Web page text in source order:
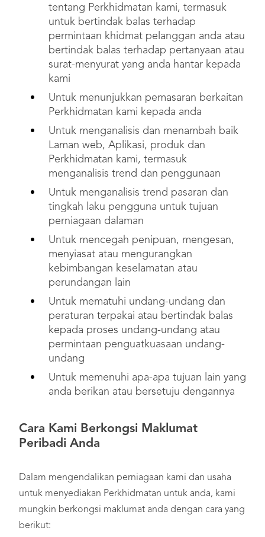
tentang Perkhidmatan kami, termasuk
untuk bertindak balas terhadap
permintaan khidmat pelanggan anda atau
bertindak balas terhadap pertanyaan atau
surat-menyurat yang anda hantar kepada
kami
Untuk menunjukkan pemasaran berkaitan
Perkhidmatan kami kepada anda
Untuk menganalisis dan menambah baik
Laman web, Aplikasi, produk dan
Perkhidmatan kami, termasuk
menganalisis trend dan penggunaan
Untuk menganalisis trend pasaran dan
tingkah laku pengguna untuk tujuan
perniagaan dalaman
Untuk mencegah penipuan, mengesan,
menyiasat atau mengurangkan
kebimbangan keselamatan atau
perundangan lain
Untuk mematuhi undang-undang dan
peraturan terpakai atau bertindak balas
kepada proses undang-undang atau
permintaan penguatkuasaan undang-
undang
Untuk memenuhi apa-apa tujuan lain yang
anda berikan atau bersetuju dengannya
Cara Kami Berkongsi Maklumat
Peribadi Anda
Dalam mengendalikan perniagaan kami dan usaha
untuk menyediakan Perkhidmatan untuk anda, kami
mungkin berkongsi maklumat anda dengan cara yang
berikut: